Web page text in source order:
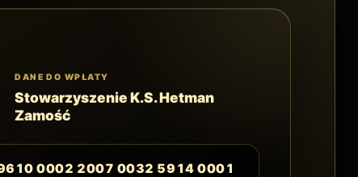
DANE DO WPŁATY
Stowarzyszenie K.S. Hetman
Zamość
0002 2007 0032 5914 0001